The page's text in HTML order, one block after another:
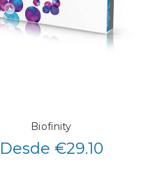
Biofinity
Desde €29.10